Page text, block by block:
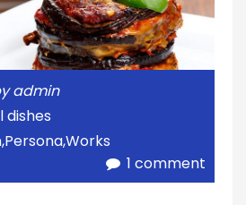
admin
dishes
,Persona,Works
1 comment